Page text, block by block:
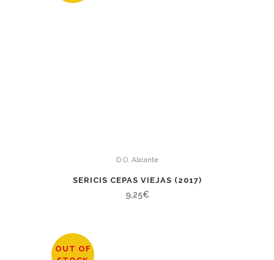
D.O. Alicante
SERICIS CEPAS VIEJAS (2017)
9,25€
OUT OF